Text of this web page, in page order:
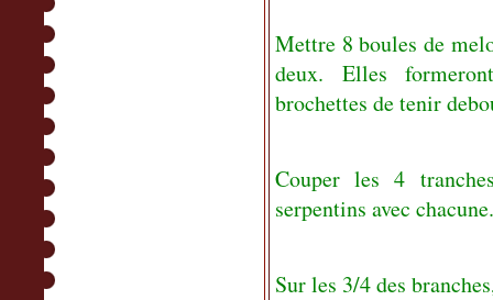
Mettre 8 boules de
deux. Elles
brochettes de tenir
Couper les 4
serpentins avec chacune.
Sur les 3/4 des